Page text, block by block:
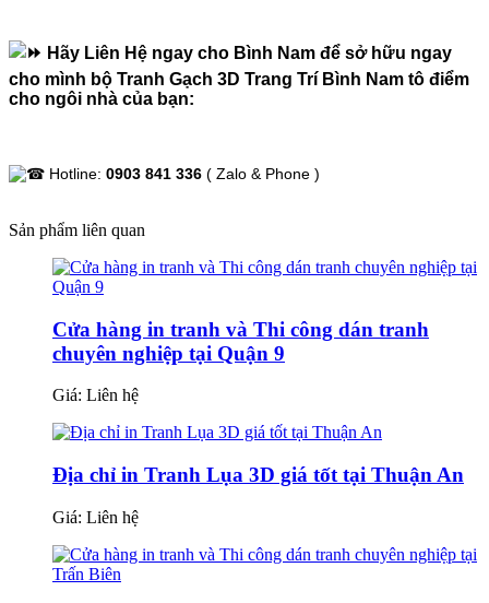
Hãy Liên Hệ ngay cho Bình Nam để sở hữu ngay
cho mình bộ Tranh Gạch 3D Trang Trí Bình Nam tô điểm
cho ngôi nhà của bạn:
Hotline: 0903 841 336 ( Zalo & Phone )
Sản phẩm liên quan
Cửa hàng in tranh và Thi công dán tranh
chuyên nghiệp tại Quận 9
Giá: Liên hệ
Địa chỉ in Tranh Lụa 3D giá tốt tại Thuận An
Giá: Liên hệ